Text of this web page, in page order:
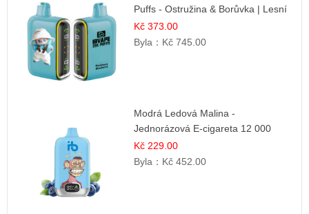
Puffs - Ostružina & Borůvka | Lesní
ovocná směs
Kč 373.00
Byla： Kč 745.00
Modrá Ledová Malina -
Jednorázová E-cigareta 12 000
šluků | Osvěžující Bobulová Příchuť
Kč 229.00
Byla： Kč 452.00